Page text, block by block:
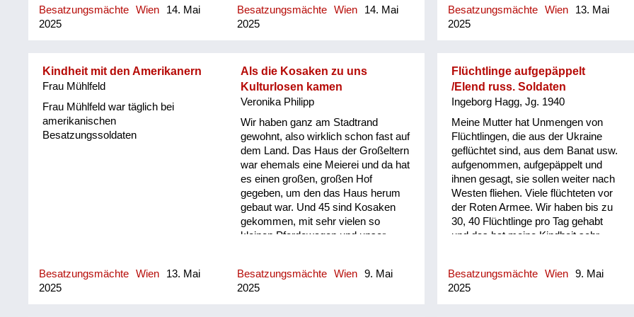
Geschichte hat wunderbar
gezeichnet und gemalt. Ordentliches
entweder die Straße kehren oder mit
einer Gruppe in den Wald gehen und
geklatscht. Und...
Besatzungsmächte Wien
14. Mai
2025
Besatzungsmächte Wien
14. Mai
2025
Besatzungsmächte Wien
13. Mai
2025
Kindheit mit den Amerikanern
Frau Mühlfeld
Frau Mühlfeld war täglich bei
amerikanischen
Besatzungssoldaten
Besatzungsmächte Wien
13. Mai
2025
Als die Kosaken zu uns
Kulturlosen kamen
Veronika Philipp
Wir haben ganz am Stadtrand
gewohnt, also wirklich schon fast auf
dem Land. Das Haus der Großeltern
war ehemals eine Meierei und da hat
es einen großen, großen Hof
gegeben, um den das Haus herum
gebaut war. Und 45 sind Kosaken
gekommen, mit sehr vielen so
kleinen Pferdewagen und unser
haben uns gut behandelt, sie haben
sogar gekocht. Es war eine Art
Besatzungsmächte Wien
9. Mai
2025
Flüchtlinge aufgepäppelt
/Elend russ. Soldaten
Ingeborg Hagg, Jg. 1940
Meine Mutter hat Unmengen von
Flüchtlingen, die aus der Ukraine
geflüchtet sind, aus dem Banat usw.
aufgenommen, aufgepäppelt und
ihnen gesagt, sie sollen weiter nach
Westen fliehen. Viele flüchteten vor
der Roten Armee. Wir haben bis zu
30, 40 Flüchtlinge pro Tag gehabt
und das hat meine Kindheit sehr
habe ich eine fast bildliche
Erinnerung. Das kann man nicht
Besatzungsmächte Wien
9. Mai
2025